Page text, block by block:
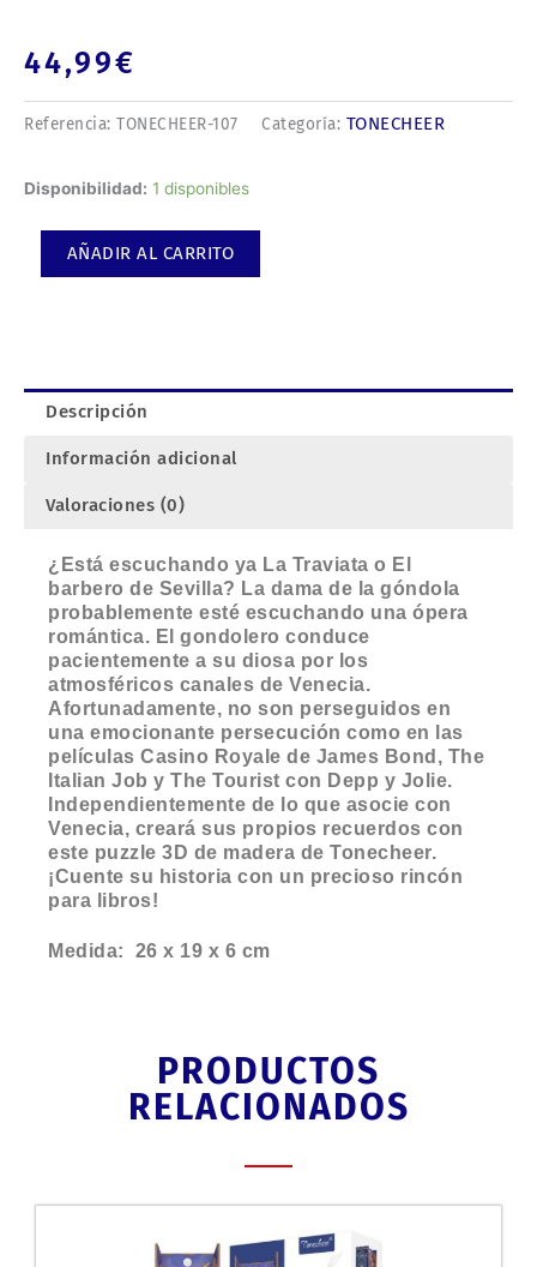
44,99€
Referencia: TONECHEER-107 Categoría: TONECHEER
Disponibilidad: 1 disponibles
Book
AÑADIR AL CARRITO
Descripción
Información adicional
Valoraciones (0)
¿Está escuchando ya La Traviata o El
barbero de Sevilla? La dama de la góndola
probablemente esté escuchando una ópera
romántica. El gondolero conduce
pacientemente a su diosa por los
atmosféricos canales de Venecia.
Afortunadamente, no son perseguidos en
una emocionante persecución como en las
películas Casino Royale de James Bond, The
Italian Job y The Tourist con Depp y Jolie.
Independientemente de lo que asocie con
Venecia, creará sus propios recuerdos con
este puzzle 3D de madera de Tonecheer.
¡Cuente su historia con un precioso rincón
para libros!
Medida: 26 x 19 x 6 cm
PRODUCTOS
RELACIONADOS